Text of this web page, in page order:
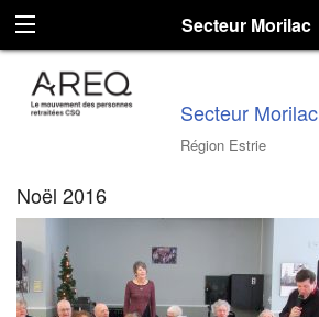
Secteur Morilac
Secteur Morilac
Région Estrie
Noël 2016